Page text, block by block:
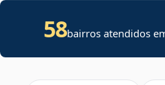
58bairros atendidos